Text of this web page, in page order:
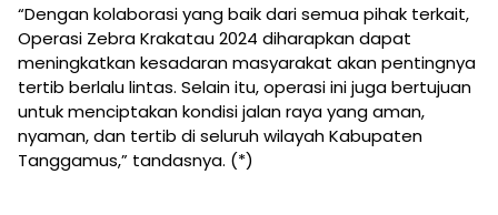
“Dengan kolaborasi yang baik dari semua pihak terkait,
Operasi Zebra Krakatau 2024 diharapkan dapat
meningkatkan kesadaran masyarakat akan pentingnya
tertib berlalu lintas. Selain itu, operasi ini juga bertujuan
untuk menciptakan kondisi jalan raya yang aman,
nyaman, dan tertib di seluruh wilayah Kabupaten
Tanggamus,” tandasnya. (*)